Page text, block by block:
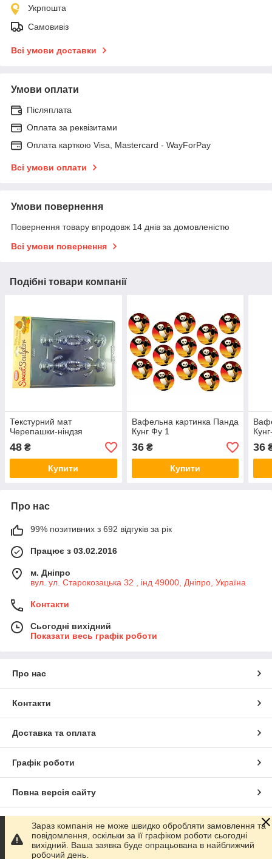
Укрпошта
Самовивіз
Всі умови доставки
Умови оплати
Післяплата
Оплата за реквізитами
Оплата карткою Visa, Mastercard - WayForPay
Всі умови оплати
Умови повернення
Повернення товару впродовж 14 днів за домовленістю
Всі умови повернення
Подібні товари компанії
Текстурний мат
Черепашки-ніндзя
48 ₴
Купити
Вафельна картинка Панда
Кунг Фу 1
36₴
Купити
36
Про нас
99% позитивних з 692 відгуків за рік
Працює з 03.02.2016
м. Дніпро
вул. ул. Старокозацька 32 , інд 49000, Дніпро, Україна
Контакти
Сьогодні вихідний
Показати весь графік роботи
Про нас
Контакти
Доставка та оплата
Графік роботи
Повна версія сайту
Сайт створено на маркетплейсіProm.ua
Політика конфіденційності
Зараз компанія не може швидко обробляти замовлення та
повідомлення, оскільки за її графіком роботи сьогодні
вихідний. Ваша заявка буде опрацьована в найближчий
робочий день.